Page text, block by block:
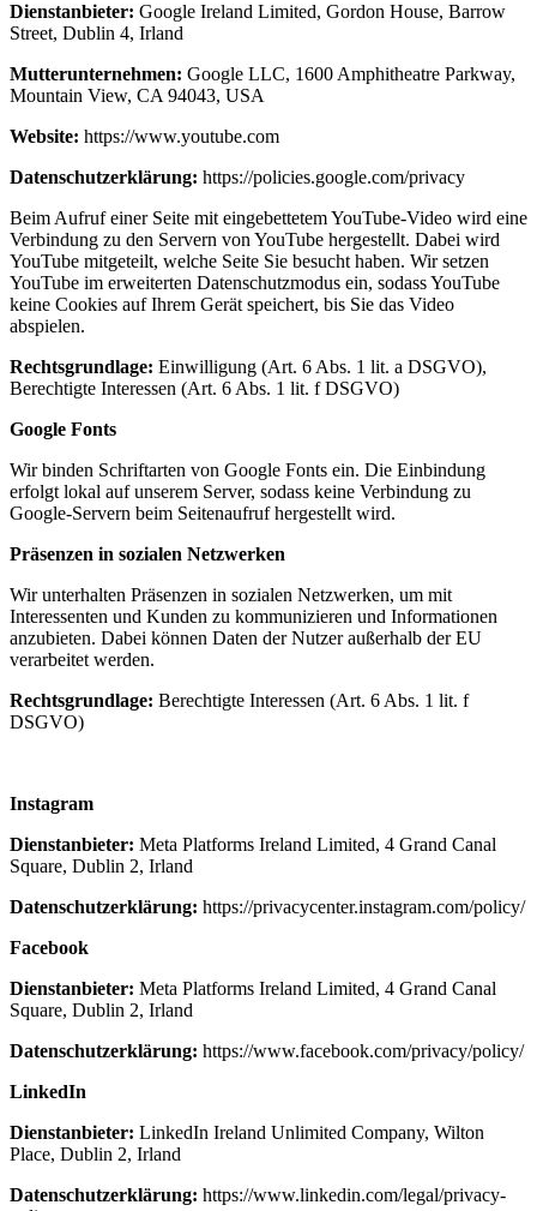
Dienstanbieter: Google Ireland Limited, Gordon House, Barrow
Street, Dublin 4, Irland
Mutterunternehmen: Google LLC, 1600 Amphitheatre Parkway,
Mountain View, CA 94043, USA
Website: https://www.youtube.com
Datenschutzerklärung: https://policies.google.com/privacy
Beim Aufruf einer Seite mit eingebettetem YouTube-Video wird eine
Verbindung zu den Servern von YouTube hergestellt. Dabei wird
YouTube mitgeteilt, welche Seite Sie besucht haben. Wir setzen
YouTube im erweiterten Datenschutzmodus ein, sodass YouTube
keine Cookies auf Ihrem Gerät speichert, bis Sie das Video
abspielen.
Rechtsgrundlage: Einwilligung (Art. 6 Abs. 1 lit. a DSGVO),
Berechtigte Interessen (Art. 6 Abs. 1 lit. f DSGVO)
Google Fonts
Wir binden Schriftarten von Google Fonts ein. Die Einbindung
erfolgt lokal auf unserem Server, sodass keine Verbindung zu
Google-Servern beim Seitenaufruf hergestellt wird.
Präsenzen in sozialen Netzwerken
Wir unterhalten Präsenzen in sozialen Netzwerken, um mit
Interessenten und Kunden zu kommunizieren und Informationen
anzubieten. Dabei können Daten der Nutzer außerhalb der EU
verarbeitet werden.
Rechtsgrundlage: Berechtigte Interessen (Art. 6 Abs. 1 lit. f
DSGVO)
Instagram
Dienstanbieter: Meta Platforms Ireland Limited, 4 Grand Canal
Square, Dublin 2, Irland
Datenschutzerklärung: https://privacycenter.instagram.com/policy/
Facebook
Dienstanbieter: Meta Platforms Ireland Limited, 4 Grand Canal
Square, Dublin 2, Irland
Datenschutzerklärung: https://www.facebook.com/privacy/policy/
LinkedIn
Dienstanbieter: LinkedIn Ireland Unlimited Company, Wilton
Place, Dublin 2, Irland
Datenschutzerklärung: https://www.linkedin.com/legal/privacy-